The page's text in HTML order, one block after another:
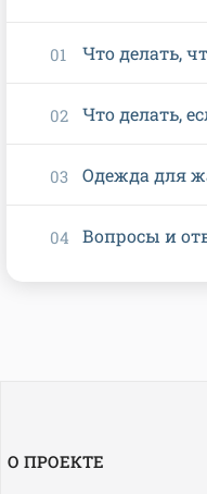
Что делать,
Что делать,
Одежда для
Вопросы и
О ПРОЕКТЕ